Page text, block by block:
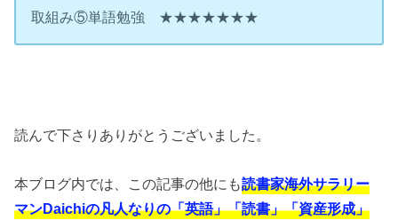
取組み⑤単語勉強 ★★★★★★★
読んで下さりありがとうございました。
本ブログ内では、この記事の他にも読書家海外サラリー
マンDaichiの凡人なりの「英語」「読書」「資産形成」